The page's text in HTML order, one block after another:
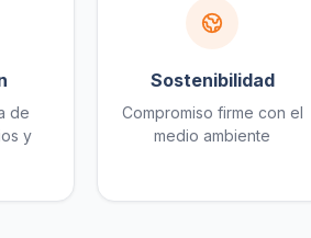
de
y
Sostenibilidad
Compromiso firme con el
medio ambiente